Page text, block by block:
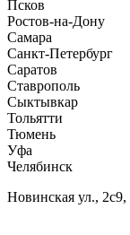
Псков
Ростов-на-Дону
Самара
Санкт-Петербург
Саратов
Ставрополь
Сыктывкар
Тольятти
Тюмень
Уфа
Челябинск
Новинская ул.,